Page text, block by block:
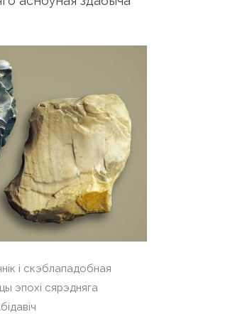
i скэблападобная
эпохi сярэдняга